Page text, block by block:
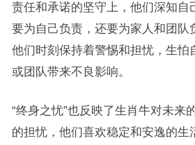
责任和承诺的坚守上，他们深知自
要为自己负责，还要为家人和团队
他们时刻保持着警惕和担忧，生怕
或团队带来不良影响。
“终身之忧”也反映了生肖牛对未来
的担忧，他们喜欢稳定和安逸的生